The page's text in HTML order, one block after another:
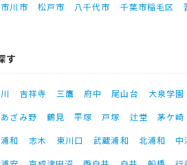
市川市 松戸市 八千代市 千葉市稲毛区
す
吉祥寺 三鷹 府中 尾山台 大泉学園
あざみ野 鶴見 平塚 戸塚 辻堂 茅ケ崎
和 志木 東川口 武蔵浦和 北浦和 中